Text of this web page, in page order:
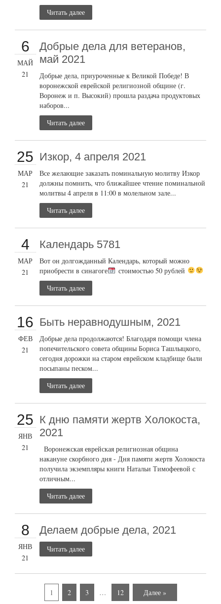
Читать далее
6
МАЙ
21
Добрые дела для ветеранов,
май 2021
Добрые дела, приуроченные к Великой Победе! В
воронежской еврейской религиозной общине (г.
Воронеж и п. Высокий) прошла раздача продуктовых
наборов...
Читать далее
25
МАР
21
Изкор, 4 апреля 2021
Все желающие заказать поминальную молитву Изкор
должны помнить, что ближайшее чтение поминальной
молитвы 4 апреля в 11:00 в молельном зале...
Читать далее
4
МАР
21
Календарь 5781
Вот он долгожданный Календарь, который можно
приобрести в синагоге
стоимостью 50 рублей
Читать далее
16
ФЕВ
21
Быть неравнодушным, 2021
Добрые дела продолжаются! Благодаря помощи члена
попечительского совета общины Бориса Ташлыцкого,
сегодня дорожки на старом еврейском кладбище были
посыпаны песком...
Читать далее
25
ЯНВ
21
К дню памяти жертв Холокоста,
2021
Воронежская еврейская религиозная община
накануне скорбного дня - Дня памяти жертв Холокоста
получила экземпляры книги Натальи Тимофеевой с
отличным...
Читать далее
8
ЯНВ
21
Делаем добрые дела, 2021
Читать далее
1 2 3 … 12 Далее »